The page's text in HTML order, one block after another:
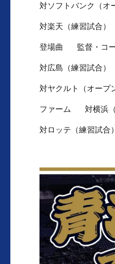
対ソフトバンク（オ
対楽天（練習試合）
登場曲 監督・コ
対広島（練習試合）
対ヤクルト（オープ
ファーム 対横浜
対ロッテ（練習試合）